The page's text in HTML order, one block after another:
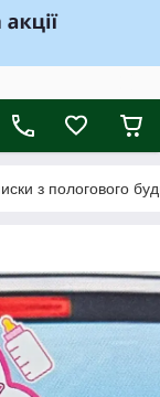
з пологового